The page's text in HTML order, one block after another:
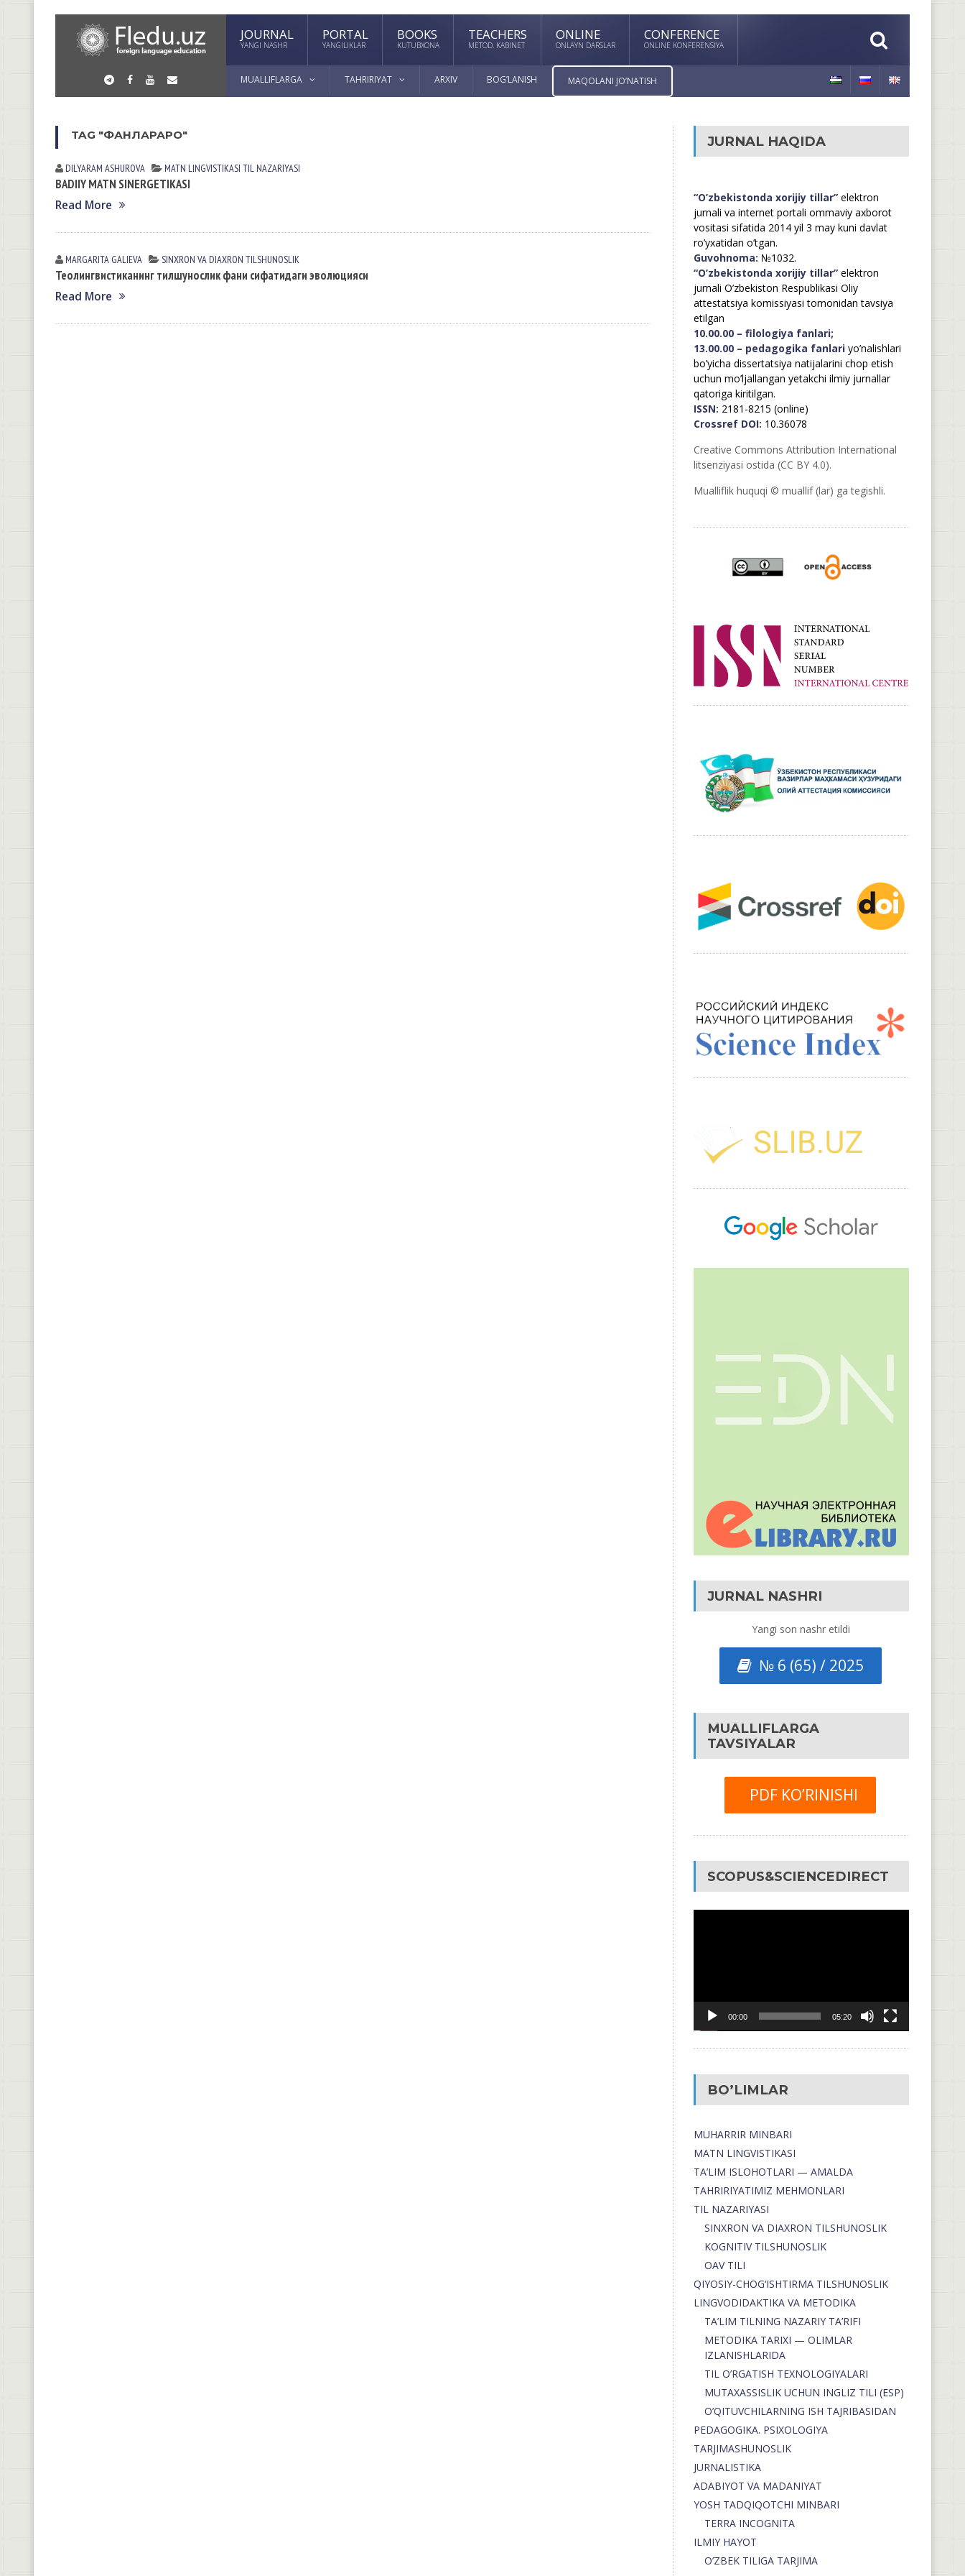
JOURNAL
YANGI NASHR
PORTAL
YANGILIKLAR
BOOKS
KUTUBXONA
TEACHERS
METOD. KABINET
ONLINE
ONLAYN DARSLAR
CONFERENCE
ONLINE KONFERENSIYA
MUALLIFLARGA TAHRIRIYAT ARXIV BOG’LANISH MAQOLANI JO’NATISH
TAG "ФАНЛАРАРО"
DILYARAM АSHUROVА MATN LINGVISTIKASI TIL NАZАRIYASI
BADIIY MATN SINERGETIKASI
Read More
MARGARITA GАLIEVА SINXRON VА DIАXRON TILSHUNOSLIK
Теолингвистиканинг тилшунослик фани сифатидаги эволюцияси
Read More
JURNAL HAQIDA
“O’zbekistonda xorijiy tillar”elektron
jurnali va internet portali ommaviy axborot
vositasi sifatida 2014 yil 3 may kuni davlat
ro’yxatidan o’tgan.
Guvohnoma: №1032.
“O’zbekistonda xorijiy tillar”elektron
jurnali O’zbekiston Respublikasi Oliy
attestatsiya komissiyasi tomonidan tavsiya
etilgan
10.00.00 – filologiya fanlari;
13.00.00 – pedagogika fanlariyo’nalishlari
bo’yicha dissertatsiya natijalarini chop etish
uchun mo’ljallangan yetakchi ilmiy jurnallar
qatoriga kiritilgan.
ISSN: 2181-8215 (online)
Crossref DOI: 10.36078
Creative Commons Attribution International
litsenziyasi ostida (CC BY 4.0).
Mualliflik huquqi © muallif (lar) ga tegishli.
JURNAL NASHRI
Yangi son nashr etildi
№ 6 (65) / 2025
MUALLIFLARGA
TAVSIYALAR
PDF KO’RINISHI
SCOPUS&SCIENCEDIRECT
00:00 05:20
BO’LIMLAR
MUHARRIR MINBARI
MATN LINGVISTIKASI
TA’LIM ISLOHOTLARI — AMALDA
TAHRIRIYATIMIZ MEHMONLARI
TIL NAZARIYASI
SINXRON VA DIAXRON TILSHUNOSLIK
KOGNITIV TILSHUNOSLIK
OAV TILI
QIYOSIY-CHOG‘ISHTIRMA TILSHUNOSLIK
LINGVODIDAKTIKA VA METODIKA
TA’LIM TILNING NAZARIY TA’RIFI
METODIKA TARIXI — OLIMLAR
IZLANISHLARIDA
TIL O’RGATISH TEXNOLOGIYALARI
MUTAXASSISLIK UCHUN INGLIZ TILI (ESP)
O’QITUVCHILARNING ISH TAJRIBASIDAN
PEDAGOGIKA. PSIXOLOGIYA
TARJIMASHUNOSLIK
JURNALISTIKA
ADABIYOT VA MADANIYAT
YOSH TADQIQOTCHI MINBARI
TERRA INCOGNITA
ILMIY HAYOT
O’ZBEK TILIGA TARJIMA